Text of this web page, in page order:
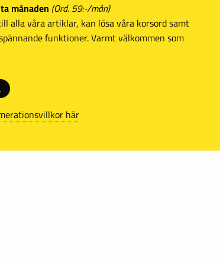
månaden (Ord. 59:-/mån)
alla våra artiklar, kan lösa våra korsord samt
funktioner. Varmt välkommen som
här